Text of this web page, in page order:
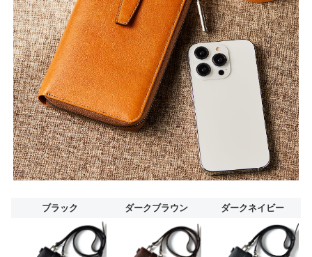
ブラック ダークブラウン ダークネイビー